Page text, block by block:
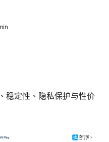
稳定性、隐私保护与性价